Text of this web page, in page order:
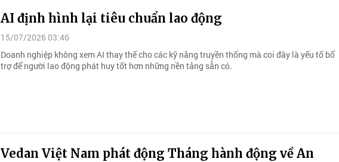
AI định hình lại tiêu chuẩn lao động
15/07/2026 03:46
Doanh nghiệp không xem AI thay thế cho các kỹ năng truyền thống mà coi đây là yếu tố bổ
trợ để người lao động phát huy tốt hơn những nền tảng sẵn có.
Vedan Việt Nam phát động Tháng hành động về An